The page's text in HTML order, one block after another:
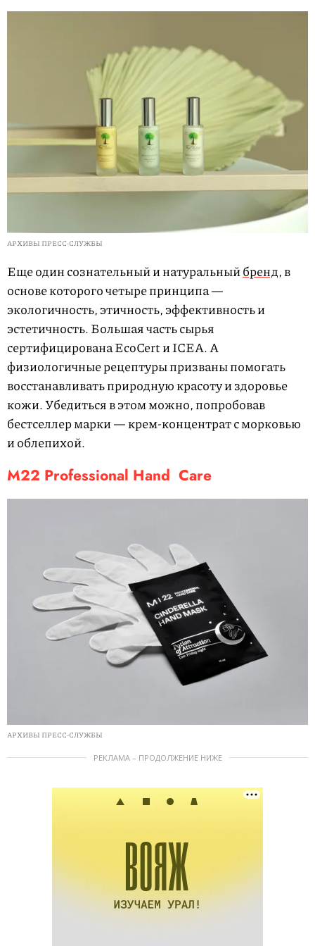
АРХИВЫ ПРЕСС-СЛУЖБЫ
Еще один сознательный и натуральныйбренд, в
основе которого четыре принципа —
экологичность, этичность, эффективность и
эстетичность.Большая часть сырья
сертифицирована EcoCert и ICEA. А
физиологичные рецептуры призваны помогать
восстанавливать природную красоту и здоровье
кожи. Убедиться в этом можно, попробовав
бестселлер марки — крем-концентрат с морковью
и облепихой.
M22 Professional Hand Care
АРХИВЫ ПРЕСС-СЛУЖБЫ
РЕКЛАМА – ПРОДОЛЖЕНИЕ НИЖЕ